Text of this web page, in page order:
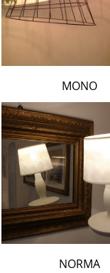
MONO
NORMA